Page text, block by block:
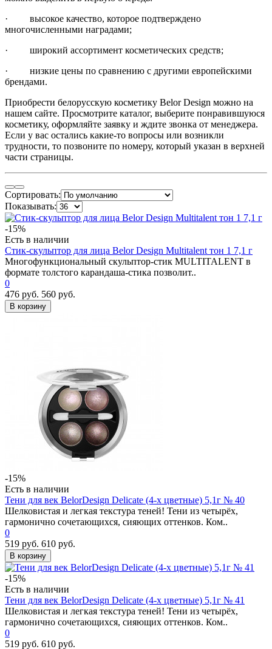
·
высокое качество, которое подтверждено
многочисленными наградами;
·
широкий ассортимент косметических средств;
·
низкие цены по сравнению с другими европейскими
брендами.
Приобрести белорусскую косметику Belor Design можно на
нашем сайте. Просмотрите каталог, выберите понравившуюся
косметику, оформляйте заявку и ждите звонка от менеджера.
Если у вас остались какие-то вопросы или возникли
трудности, то позвоните по номеру, который указан в верхней
части страницы.
Сортировать:
Показывать:
-15%
Есть в наличии
Стик-скульптор для лица Belor Design Multitalent тон 1 7,1 г
Многофункциональный скульптор-стик MULTITALENT в
формате толстого карандаша-стика позволит..
0
476 руб. 560 руб.
В корзину
-15%
Есть в наличии
Тени для век BelorDesign Delicate (4-х цветные) 5,1г № 40
Шелковистая и легкая текстура теней! Тени из четырёх,
гармонично сочетающихся, сияющих оттенков. Ком..
0
519 руб. 610 руб.
В корзину
-15%
Есть в наличии
Тени для век BelorDesign Delicate (4-х цветные) 5,1г № 41
Шелковистая и легкая текстура теней! Тени из четырёх,
гармонично сочетающихся, сияющих оттенков. Ком..
0
519 руб. 610 руб.